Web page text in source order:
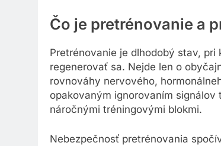
Čo je pretrénovanie a
Pretrénovanie je dlhodobý stav,
regenerovať sa. Nejde len o
rovnováhy nervového,
opakovaným ignorovaním
náročnými tréningovými blokmi.
Nebezpečnosť pretrénovania